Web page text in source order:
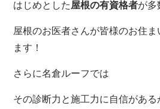
はじめとした屋根の有資格者が多
屋根のお医者さんが皆様のお住
ます！
さらに名倉ルーフでは
その診断力と施工力に自信がある